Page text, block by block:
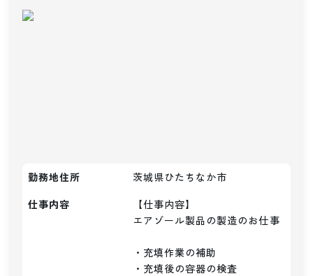
勤務地住所
茨城県ひたちなか市
仕事内容
【仕事内容】
エアゾール製品の製造のお仕事
・充填作業の補助
・充填後の容器の検査